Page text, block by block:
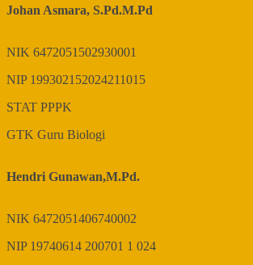
Johan Asmara, S.Pd.M.Pd
NIK 6472051502930001
NIP 199302152024211015
STAT PPPK
GTK Guru Biologi
Hendri Gunawan,M.Pd.
NIK 6472051406740002
NIP 19740614 200701 1 024